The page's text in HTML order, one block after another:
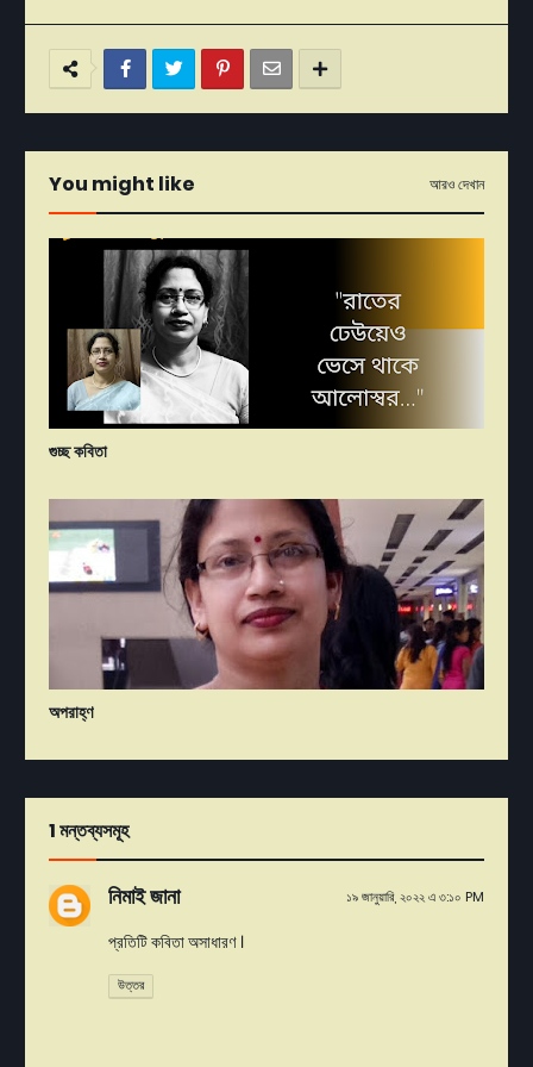
You might like আরও দেখান
গুচ্ছ কবিতা
অপরাহ্ণ
1 মন্তব্যসমূহ
নিমাই জানা ১৯ জানুয়ারি, ২০২২ এ ৩:১০ PM
প্রতিটি কবিতা অসাধারণ ।
উত্তর